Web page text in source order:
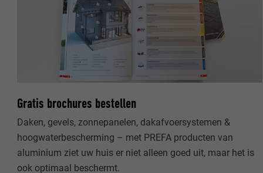
Gratis brochures bestellen
Daken, gevels, zonnepanelen, dakafvoersystemen &
hoogwaterbescherming – met PREFA producten van
aluminium ziet uw huis er niet alleen goed uit, maar het is
ook optimaal beschermt.
DOEL
VERVALTIJD
DOEL
DOEL